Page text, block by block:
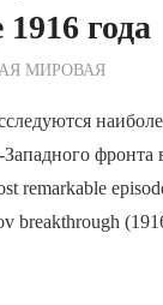
года
по Редакции
МИРОВАЯ
фронта
remarkable
breakthrough